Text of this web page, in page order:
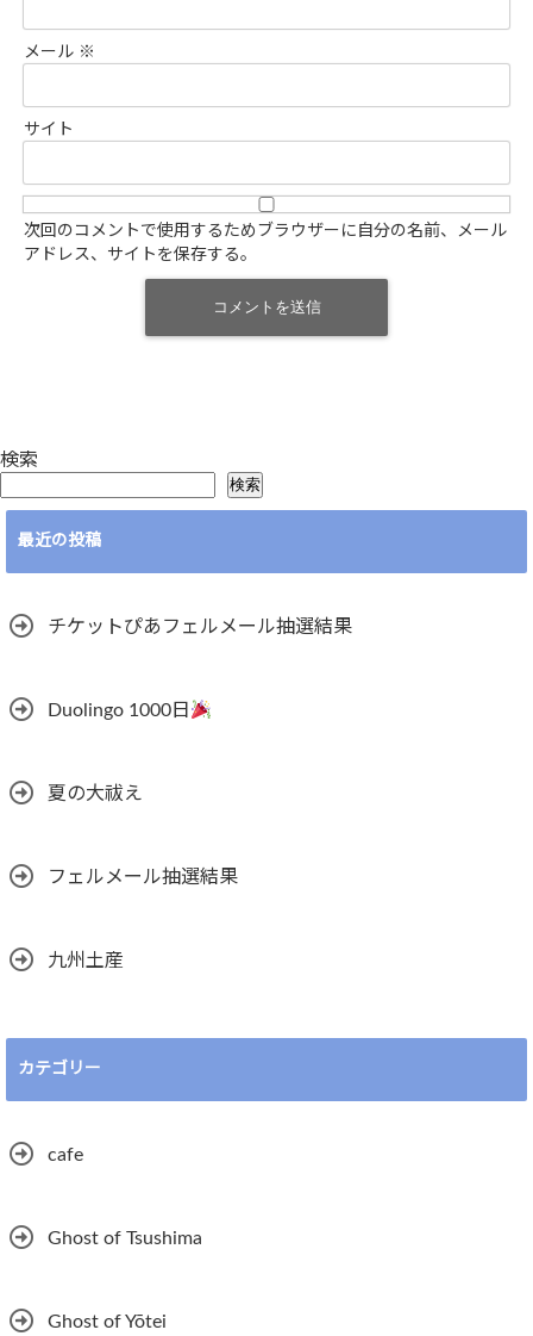
メール ※
サイト
次回のコメントで使用するためブラウザーに自分の名前、メール
アドレス、サイトを保存する。
検索
検索
最近の投稿
チケットぴあフェルメール抽選結果
Duolingo 1000日
夏の大祓え
フェルメール抽選結果
九州土産
カテゴリー
cafe
Ghost of Tsushima
Ghost of Yōtei